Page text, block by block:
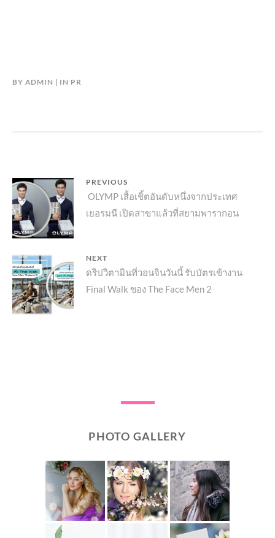
BY ADMIN IN PR
แนะแนว
เรื่อง
PREVIOUS
Previous
post:
OLYMP เสื้อเชิ้ตอันดับหนึ่งจากประเทศ
เยอรมนี เปิดสาขาแล้วที่สยามพารากอน
NEXT
Next
post:
ดริปวิตามินที่วอนจินวันนี้ รับบัตรเข้างาน
Final Walk ของ The Face Men 2
PHOTO GALLERY